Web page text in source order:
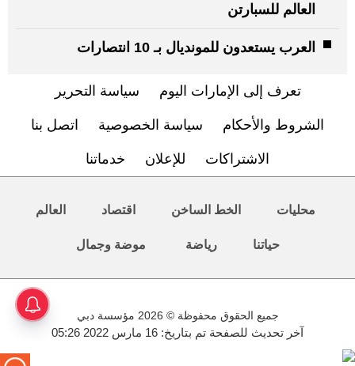
العالم للسبارتن
العرب يستعدون للمونديال بـ 10 انتصارات
تعرف إلى الإمارات اليوم سياسة التحرير
الشروط والأحكام سياسة الخصوصية اتصل بنا
الاشتراكات للإعلان خدماتنا
محليات الخط الساخن اقتصاد العالم
حياتنا رياضة موضة وجمال
جميع الحقوق محفوظة © 2026 مؤسسة دبي
آخر تحديث للصفحة تم بتاريخ: 16 مارس 2022 05:26